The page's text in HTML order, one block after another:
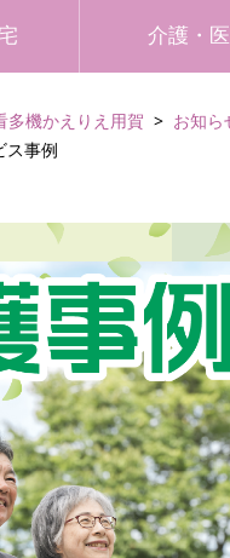
介護・
多機かえりえ用賀
お知ら
ス事例